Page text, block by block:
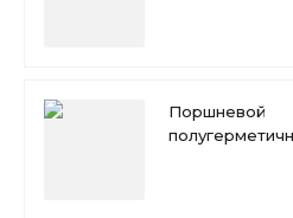
Поршневой